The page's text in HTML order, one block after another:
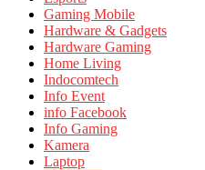
Gaming Mobile
Hardware & Gadgets
Hardware Gaming
Home Living
Indocomtech
Info Event
info Facebook
Info Gaming
Kamera
Laptop